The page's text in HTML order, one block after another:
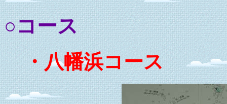
○コース
・八幡浜コース